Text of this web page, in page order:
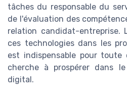
tâches du responsable du
de l'évaluation des
relation candidat-entreprise.
ces technologies dans les
est indispensable pour toute
cherche à prospérer dans
digital.